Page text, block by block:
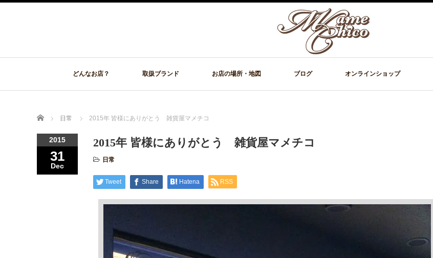
どんなお店？ 取扱ブランド お店の場所・地図 ブログ オンラインショップ
Home 日常 2015年 皆様にありがとう 雑貨屋マメチコ
2015
31
Dec
2015年 皆様にありがとう 雑貨屋マメチコ
日常
Tweet Share Hatena RSS